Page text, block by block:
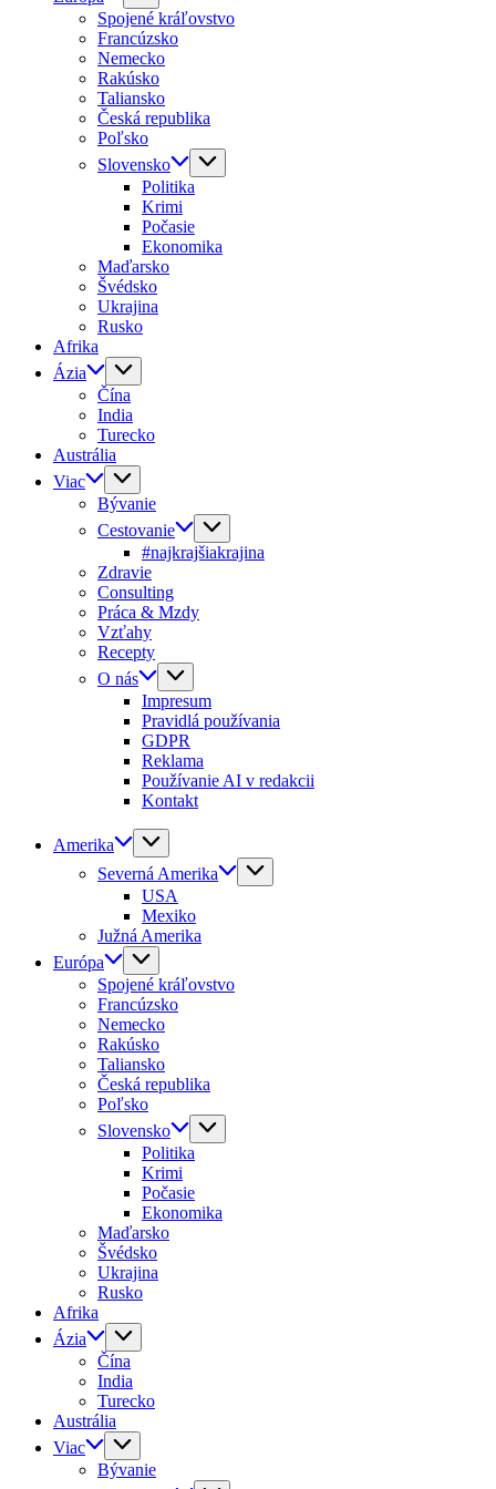
Spojené kráľovstvo
Francúzsko
Nemecko
Rakúsko
Taliansko
Česká republika
Poľsko
Slovensko
Politika
Krimi
Počasie
Ekonomika
Maďarsko
Švédsko
Ukrajina
Rusko
Afrika
Ázia
Čína
India
Turecko
Austrália
Viac
Bývanie
Cestovanie
#najkrajšiakrajina
Zdravie
Consulting
Práca & Mzdy
Vzťahy
Recepty
O nás
Impresum
Pravidlá používania
GDPR
Reklama
Používanie AI v redakcii
Kontakt
Amerika
Severná Amerika
USA
Mexiko
Južná Amerika
Európa
Spojené kráľovstvo
Francúzsko
Nemecko
Rakúsko
Taliansko
Česká republika
Poľsko
Slovensko
Politika
Krimi
Počasie
Ekonomika
Maďarsko
Švédsko
Ukrajina
Rusko
Afrika
Ázia
Čína
India
Turecko
Austrália
Viac
Bývanie